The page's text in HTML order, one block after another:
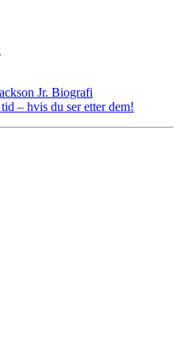
Jr. Biografi
– hvis du ser etter dem!